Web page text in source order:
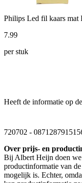
Philips Led fil kaars mat
7.99
per stuk
Heeft de informatie op
720702 -
Over prijs- en
Bij Albert Heijn doen we
productinformatie van
mogelijk is. Echter,